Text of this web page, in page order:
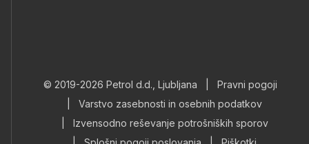
© 2019-2026 Petrol d.d., Ljubljana
Pravni pogoji
Varstvo zasebnosti in osebnih podatkov
Izvensodno reševanje potrošniških sporov